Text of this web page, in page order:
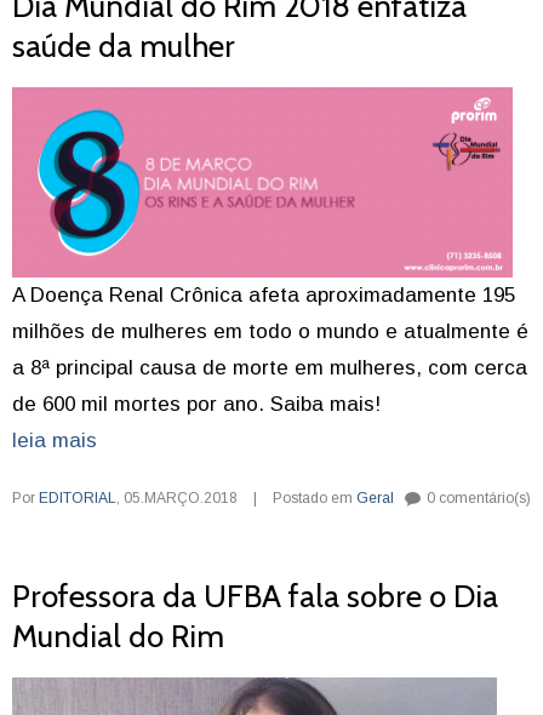
saúde da mulher
A Doença Renal Crônica afeta aproximadamente 195
milhões de mulheres em todo o mundo e atualmente é
a 8ª principal causa de morte em mulheres, com cerca
de 600 mil mortes por ano. Saiba mais!
leia mais
Por EDITORIAL, 05.MARÇO.2018 Postado em Geral 0 comentário(s)
Professora da UFBA fala sobre o Dia
Mundial do Rim